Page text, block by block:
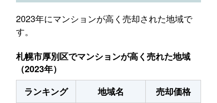
2023年にマンションが高く売却された地域で
す。
札幌市厚別区でマンションが高く売れた地域
（2023年）
ランキング
地域名
売却価格